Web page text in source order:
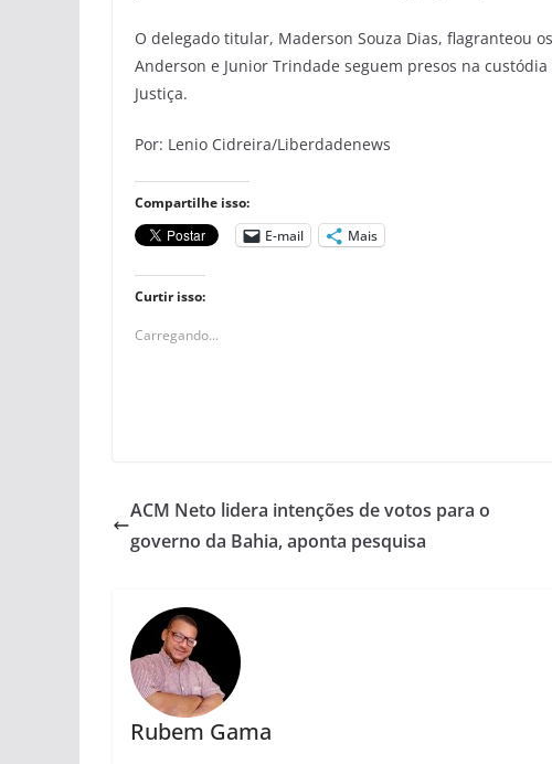
O delegado titular, Maderson Souza Dias, flagranteou
Anderson e Junior Trindade seguem presos na
Justiça.
Por: Lenio Cidreira/Liberdadenews
Compartilhe isso:
E-mail
Mais
Curtir isso:
Carregando...
ACM Neto lidera intenções de votos para o
governo da Bahia, aponta pesquisa
Rubem Gama